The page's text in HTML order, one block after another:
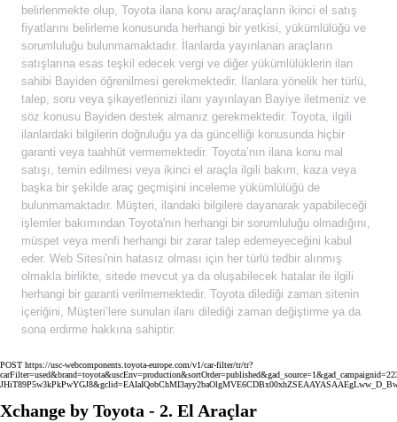
belirlenmekte olup, Toyota ilana konu araç/araçların ikinci el satış
fiyatlarını belirleme konusunda herhangi bir yetkisi, yükümlülüğü ve
sorumluluğu bulunmamaktadır. İlanlarda yayınlanan araçların
satışlarına esas teşkil edecek vergi ve diğer yükümlülüklerin ilan
sahibi Bayiden öğrenilmesi gerekmektedir. İlanlara yönelik her türlü,
talep, soru veya şikayetlerinizi ilanı yayınlayan Bayiye iletmeniz ve
söz konusu Bayiden destek almanız gerekmektedir. Toyota, ilgili
ilanlardaki bilgilerin doğruluğu ya da güncelliği konusunda hiçbir
garanti veya taahhüt vermemektedir. Toyota’nın ilana konu mal
satışı, temin edilmesi veya ikinci el araçla ilgili bakım, kaza veya
başka bir şekilde araç geçmişini inceleme yükümlülüğü de
bulunmamaktadır. Müşteri, ilandaki bilgilere dayanarak yapabileceği
işlemler bakımından Toyota'nın herhangi bir sorumluluğu olmadığını,
müspet veya menfi herhangi bir zarar talep edemeyeceğini kabul
eder. Web Sitesi'nin hatasız olması için her türlü tedbir alınmış
olmakla birlikte, sitede mevcut ya da oluşabilecek hatalar ile ilgili
herhangi bir garanti verilmemektedir. Toyota dilediği zaman sitenin
içeriğini, Müşteri’lere sunulan ilanı dilediği zaman değiştirme ya da
sona erdirme hakkına sahiptir.
POST https://usc-webcomponents.toyota-europe.com/v1/car-filter/tr/tr?
Xchange by Toyota - 2. El Araçlar